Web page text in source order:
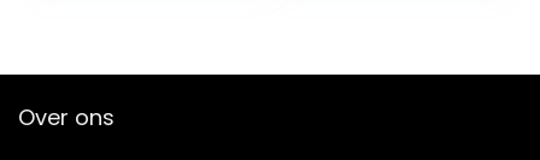
Over ons